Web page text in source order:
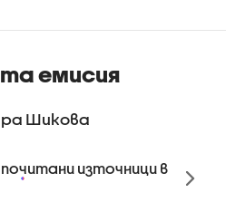
емисия
Шикова
източници в